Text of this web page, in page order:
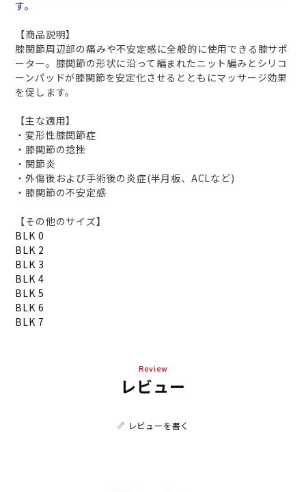
す。
【商品説明】
膝関節周辺部の痛みや不安定感に全般的に使用できる膝サポ
ーター。膝関節の形状に沿って編まれたニット編みとシリコ
ーンパッドが膝関節を安定化させるとともにマッサージ効果
を促します。
【主な適用】
・変形性膝関節症
・膝関節の捻挫
・関節炎
・外傷後および手術後の炎症(半月板、ACLなど)
・膝関節の不安定感
【その他のサイズ】
BLK 0
BLK 2
BLK 3
BLK 4
BLK 5
BLK 6
BLK 7
Review
レビュー
レビューを書く